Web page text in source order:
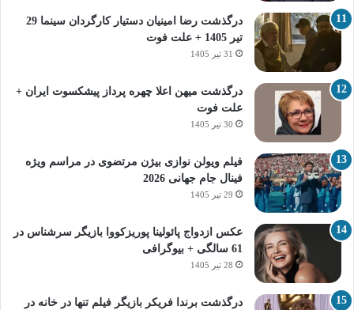
درگذشت رضا امینیان دستیار کارگردان سینما 29
تیر 1405 + علت فوت
31 تیر 1405
درگذشت میهن اعلا چهره پرداز پیشکسوت ایران +
علت فوت
30 تیر 1405
فیلم ویولن نوازی بیژن مرتضوی در مراسم ویژه
فینال جام جهانی 2026
29 تیر 1405
عکس ازدواج پائولینا پوریزکووا بازیگر سرشناس در
61 سالگی + بیوگرافی
28 تیر 1405
درگذشت برندا فریکر بازیگر فیلم تنها در خانه در